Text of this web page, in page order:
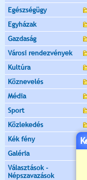
Egészségügy
Egyházak
Gazdaság
Városi rendezvények
Kultúra
Köznevelés
Média
Sport
Közlekedés
Kék fény
Galéria
Választások -
Népszavazások